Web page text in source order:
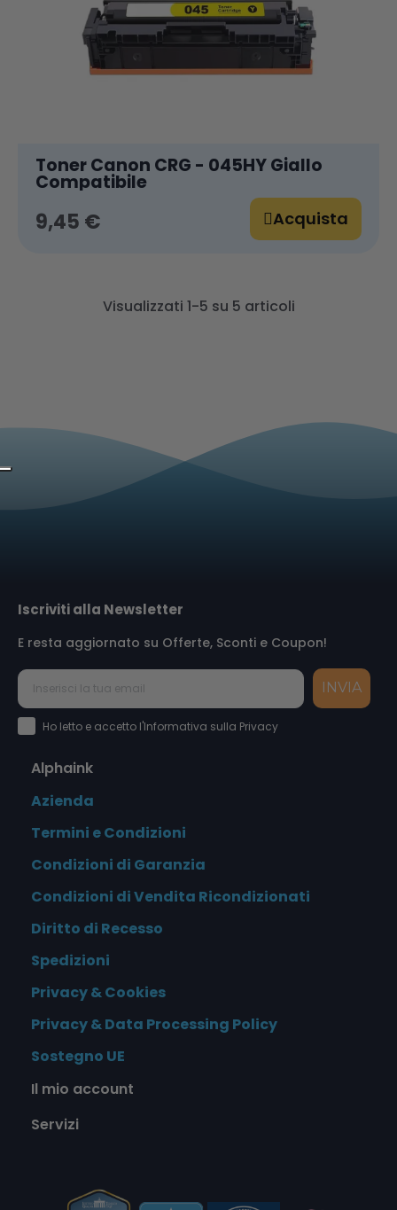
Toner Canon CRG - 045HY Giallo
Compatibile
9,45 € Acquista
Visualizzati 1-5 su 5 articoli
Iscriviti alla Newsletter
E resta aggiornato su Offerte, Sconti e Coupon!
INVIA
Accettazione Privacy Policy
Ho letto e accetto l'Informativa sulla Privacy
Alphaink
Azienda
Termini e Condizioni
Condizioni di Garanzia
Condizioni di Vendita Ricondizionati
Diritto di Recesso
Spedizioni
Privacy & Cookies
Privacy & Data Processing Policy
Sostegno UE
Il mio account
Servizi